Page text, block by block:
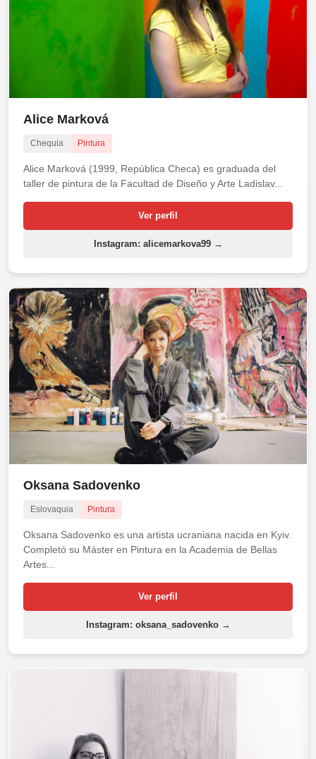
Alice Marková
Chequia Pintura
Alice Marková (1999, República Checa) es graduada del
taller de pintura de la Facultad de Diseño y Arte Ladislav...
Ver perfil
Instagram: alicemarkova99 →
Oksana Sadovenko
Eslovaquia Pintura
Oksana Sadovenko es una artista ucraniana nacida en Kyiv.
Completó su Máster en Pintura en la Academia de Bellas
Artes...
Ver perfil
Instagram: oksana_sadovenko →